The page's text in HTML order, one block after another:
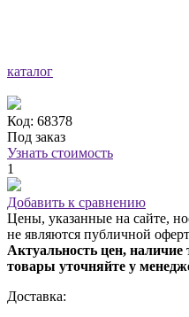
каталог
Код: 68378
Под заказ
Узнать стоимость
1
Добавить к сравнению
Цены, указанные на сайте,
не являются публичной
Актуальность цен,
товары уточняйте у
Доставка: